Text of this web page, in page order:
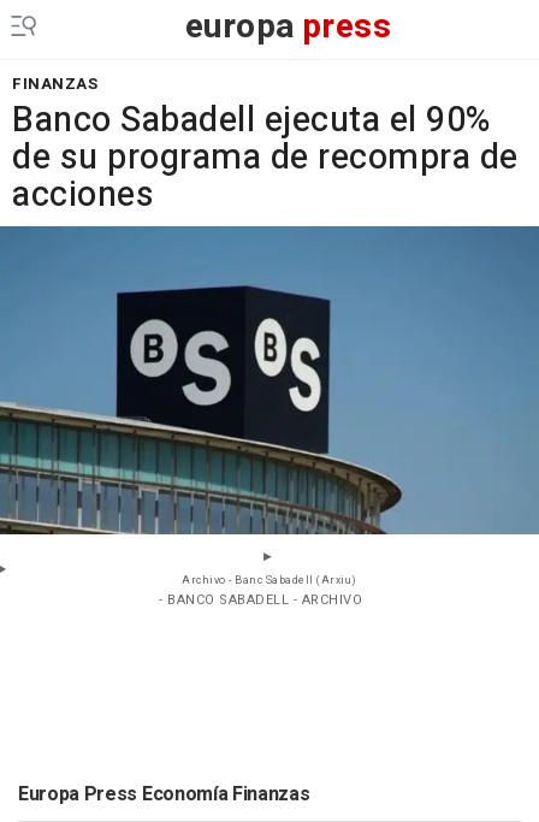
europa press
FINANZAS
Banco Sabadell ejecuta el 90%
de su programa de recompra de
acciones
Archivo - Banc Sabadell (Arxiu)
- BANCO SABADELL - ARCHIVO
Europa Press Economía Finanzas